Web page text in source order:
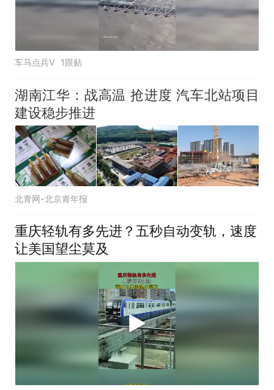
车马点兵V 1跟贴
湖南江华：战高温 抢进度 汽车北站项目
建设稳步推进
北青网-北京青年报
重庆轻轨有多先进？五秒自动变轨，速度
让美国望尘莫及